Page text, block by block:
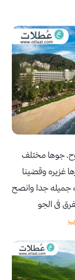
جوها مختلف
غزيره وقضينا
جميله جدا وانصح
فى الجو